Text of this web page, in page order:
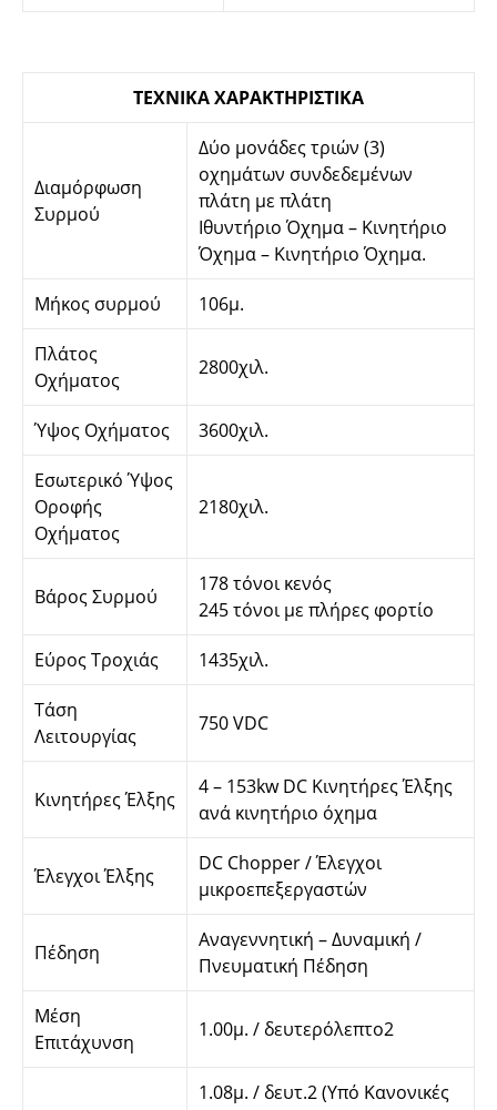
ΤΕΧΝIΚΑ ΧΑΡΑΚΤΗΡIΣΤIΚΑ
Διαμόρφωση
Συρμού
Δύο μονάδες τριών (3)
οχημάτων συνδεδεμένων
πλάτη με πλάτη
Iθυντήριο Όχημα – Κινητήριο
Όχημα – Κινητήριο Όχημα.
Μήκος συρμού 106μ.
Πλάτος
Οχήματος
2800χιλ.
Ύψος Οχήματος 3600χιλ.
Εσωτερικό Ύψος
Οροφής
Οχήματος
2180χιλ.
Βάρος Συρμού
178 τόνοι κενός
245 τόνοι με πλήρες φορτίο
Εύρος Τροχιάς 1435χιλ.
Τάση
Λειτουργίας
750 VDC
Κινητήρες Έλξης
4 – 153kw DC Κινητήρες Έλξης
ανά κινητήριο όχημα
Έλεγχοι Έλξης
DC Chοpper / Έλεγχοι
μικροεπεξεργαστών
Πέδηση
Αναγεννητική – Δυναμική /
Πνευματική Πέδηση
Μέση
Επιτάχυνση
1.00μ. / δευτερόλεπτο2
1.08μ. / δευτ.2 (Υπό Κανονικές